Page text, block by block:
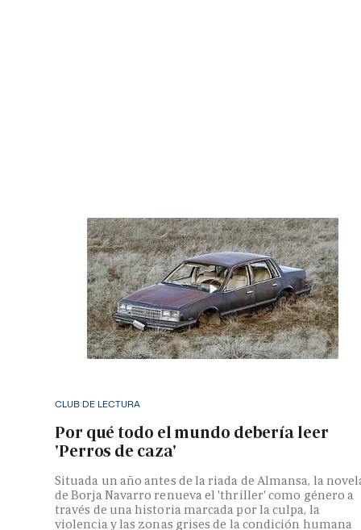
CLUB DE LECTURA
Por qué todo el mundo debería leer
'Perros de caza'
Situada un año antes de la riada de Almansa, la
de Borja Navarro renueva el 'thriller' como género a
través de una historia marcada por la culpa, la
violencia y las zonas grises de la condición humana